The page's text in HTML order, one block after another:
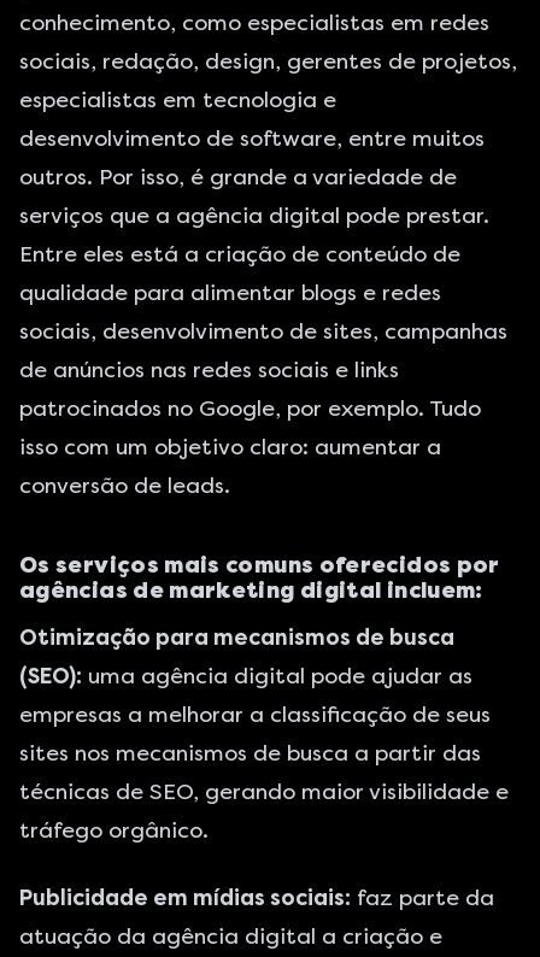
conhecimento, como especialistas em redes
sociais, redação, design, gerentes de projetos,
especialistas em tecnologia e
desenvolvimento de software, entre muitos
outros. Por isso, é grande a variedade de
serviços que a agência digital pode prestar.
Entre eles está a criação de conteúdo de
qualidade para alimentar blogs e redes
sociais, desenvolvimento de sites, campanhas
de anúncios nas redes sociais e links
patrocinados no Google, por exemplo. Tudo
isso com um objetivo claro: aumentar a
conversão de leads.
Os serviços mais comuns oferecidos por
agências de marketing digital incluem:
Otimização para mecanismos de busca
(SEO): uma agência digital pode ajudar as
empresas a melhorar a classificação de seus
sites nos mecanismos de busca a partir das
técnicas de SEO, gerando maior visibilidade e
tráfego orgânico.
Publicidade em mídias sociais: faz parte da
atuação da agência digital a criação e